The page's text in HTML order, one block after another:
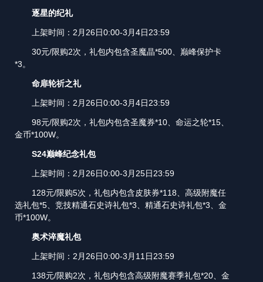
逐星的纪礼
上架时间：2月26日0:00-3月4日23:59
30元/限购2次，礼包内包含圣魔晶*500、巅峰保护卡
*3。
命扉轮祈之礼
上架时间：2月26日0:00-3月4日23:59
98元/限购2次，礼包内包含圣魔券*10、命运之轮*15、
金币*100W。
S24巅峰纪念礼包
上架时间：2月26日0:00-3月25日23:59
128元/限购5次，礼包内包含皮肤券*118、高级附魔任
选礼包*5、竞技精通石史诗礼包*3、精通石史诗礼包*3、金
币*100W。
奥术淬魔礼包
上架时间：2月26日0:00-3月11日23:59
138元/限购2次，礼包内包含高级附魔赛季礼包*20、金